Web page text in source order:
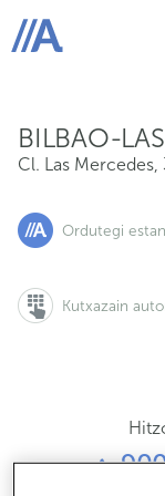
ABANCA
BILBAO-
Cl. Las
Ordutegi
Kutxazain
Cl. Las